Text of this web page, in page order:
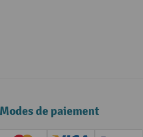
Modes de paiement